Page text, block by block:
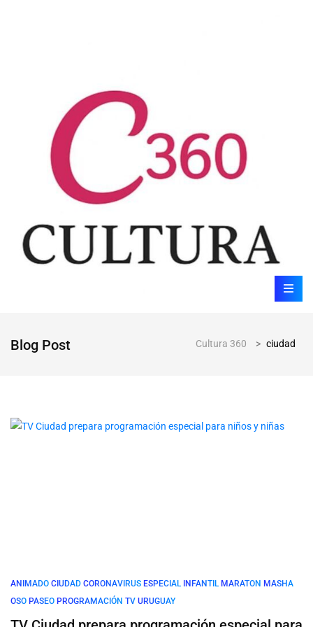
Blog Post Cultura 360 > ciudad
ANIMADO CIUDAD CORONAVIRUS ESPECIAL INFANTIL MARATON MASHA
OSO PASEO PROGRAMACIÓN TV URUGUAY